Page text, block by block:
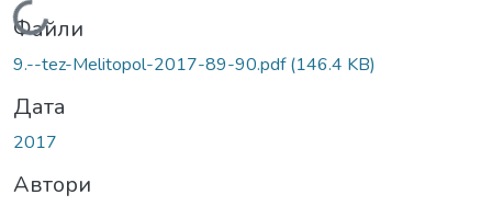
Вантажиться...
Файли
9.--tez-Melitopol-2017-89-90.pdf(146.4 KB)
Дата
2017
Автори